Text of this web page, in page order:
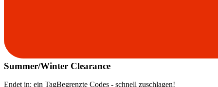
Summer/Winter Clearance
Endet in: ein TagBegrenzte Codes - schnell zuschlagen!